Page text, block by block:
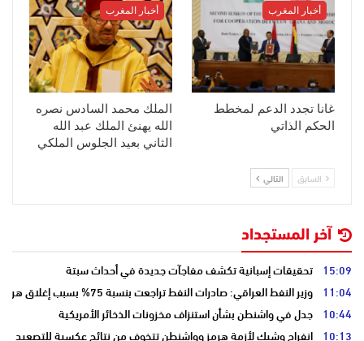
أخبار المغرب
غانا تجدد الدعم لمخطط
الحكم الذاتي
أخبار المغرب
الملك محمد السادس نصره
الله يهنئ الملك عبد الله
الثاني بعيد الجلوس الملكي
السابق التالي
آخر المستجداد
15:09 تحقيقات إسبانية تكشف مفاجآت جديدة في أحداث سبتة
11:04 وزير النفط العراقي: صادرات النفط تراجعت بنسبة 75% بسبب إغلاق هرمز
10:44 جدل في واشنطن بشأن استنزاف مخزونات الذخائر الأمريكية
10:13 انفراج وشيك لأزمة هرمز وواشنطن تتخوف من نتائج عكسية للتصعيد